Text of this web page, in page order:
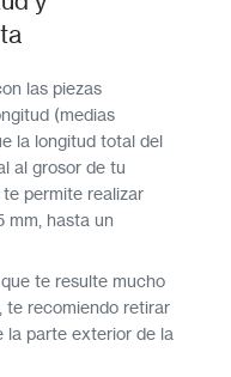
las piezas
(medias
la longitud total del
al grosor de tu
permite realizar
mm, hasta un
te resulte mucho
te recomiendo retirar
la parte exterior de la